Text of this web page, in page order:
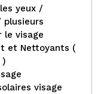
VItal Skin
yeux /
le visage
et Nettoyants (
)
visage